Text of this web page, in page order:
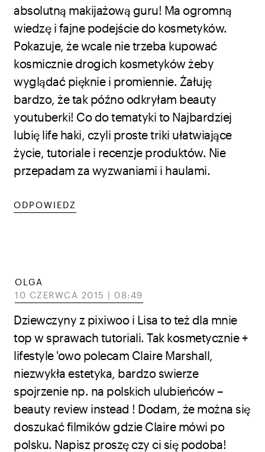
absolutną makijażową guru! Ma ogromną
wiedzę i fajne podejście do kosmetyków.
Pokazuje, że wcale nie trzeba kupować
kosmicznie drogich kosmetyków żeby
wyglądać pięknie i promiennie. Żałuję
bardzo, że tak późno odkryłam beauty
youtuberki! Co do tematyki to Najbardziej
lubię life haki, czyli proste triki ułatwiające
życie, tutoriale i recenzje produktów. Nie
przepadam za wyzwaniami i haulami.
ODPOWIEDZ
OLGA
10 CZERWCA 2015 | 08:49
Dziewczyny z pixiwoo i Lisa to też dla mnie
top w sprawach tutoriali. Tak kosmetycznie +
lifestyle 'owo polecam Claire Marshall,
niezwykła estetyka, bardzo swierze
spojrzenie np. na polskich ulubieńców –
beauty review instead ! Dodam, że można się
doszukać filmików gdzie Claire mówi po
polsku. Napisz proszę czy ci się podoba!